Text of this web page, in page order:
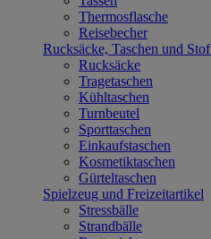
Thermosflasche
Reisebecher
Rucksäcke, Taschen und
Rucksäcke
Tragetaschen
Kühltaschen
Turnbeutel
Sporttaschen
Einkaufstaschen
Kosmetiktaschen
Gürteltaschen
Spielzeug und Freizeitartikel
Stressbälle
Strandbälle